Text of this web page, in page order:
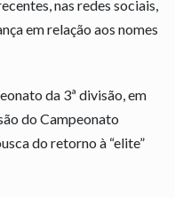
nas redes sociais,
em relação aos nomes
da 3ª divisão, em
do Campeonato
do retorno à “elite”